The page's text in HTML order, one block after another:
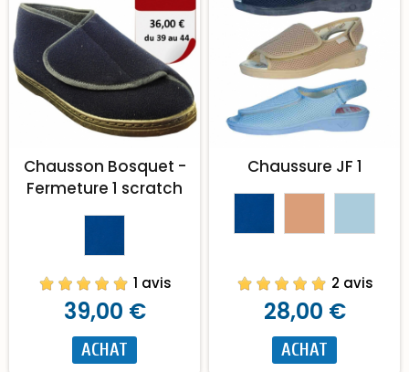
Chausson Bosquet -
Fermeture 1 scratch
1 avis
39,00 €
ACHAT
Chaussure JF 1
2 avis
28,00 €
ACHAT